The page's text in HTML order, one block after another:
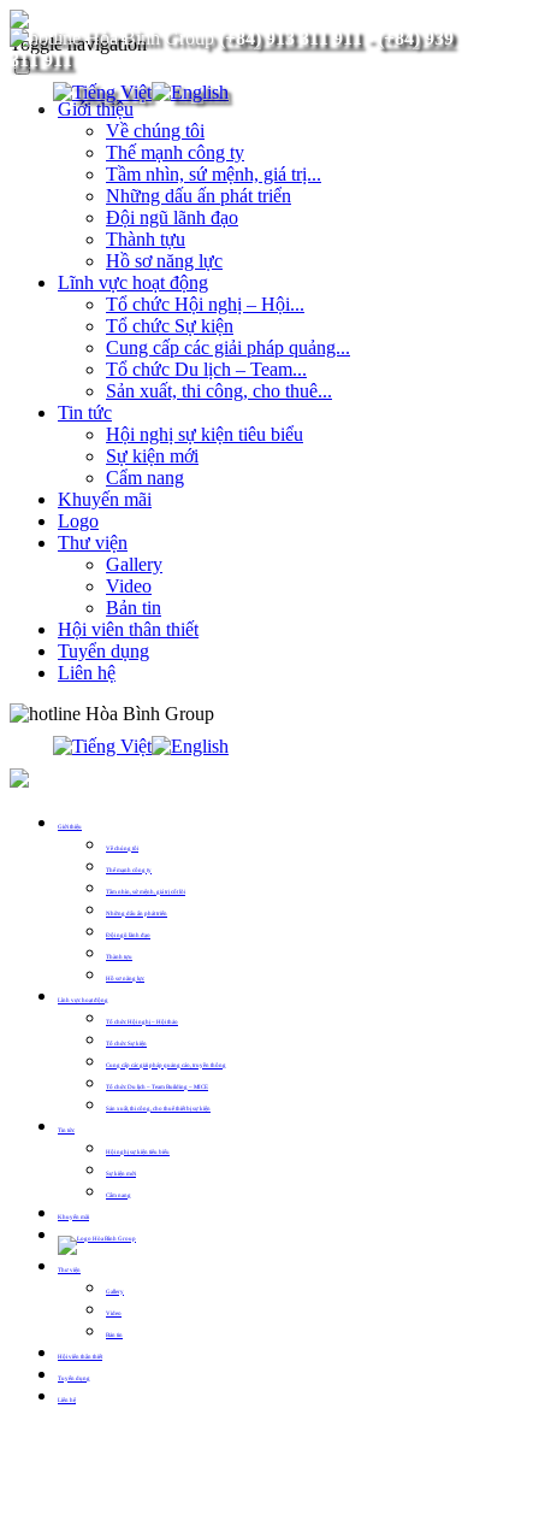
(+84) 913 311 911- (+84) 939
311 911
Toggle navigation
Giới thiệu
Về chúng tôi
Thế mạnh công ty
Tầm nhìn, sứ mệnh, giá trị...
Những dấu ấn phát triển
Đội ngũ lãnh đạo
Thành tựu
Hồ sơ năng lực
Lĩnh vực hoạt động
Tổ chức Hội nghị – Hội...
Tổ chức Sự kiện
Cung cấp các giải pháp quảng...
Tổ chức Du lịch – Team...
Sản xuất, thi công, cho thuê...
Tin tức
Hội nghị sự kiện tiêu biểu
Sự kiện mới
Cẩm nang
Khuyến mãi
Logo
Thư viện
Gallery
Video
Bản tin
Hội viên thân thiết
Tuyển dụng
Liên hệ
Giới thiệu
Về chúng tôi
Thế mạnh công ty
Tầm nhìn, sứ mệnh, giá trị cốt lõi
Những dấu ấn phát triển
Đội ngũ lãnh đạo
Thành tựu
Hồ sơ năng lực
Lĩnh vực hoạt động
Tổ chức Hội nghị – Hội thảo
Tổ chức Sự kiện
Cung cấp các giải pháp quảng cáo, truyền thông
Tổ chức Du lịch – Team Building – MICE
Sản xuất, thi công, cho thuê thiết bị sự kiện
Tin tức
Hội nghị sự kiện tiêu biểu
Sự kiện mới
Cẩm nang
Khuyến mãi
Thư viện
Gallery
Video
Bản tin
Hội viên thân thiết
Tuyển dụng
Liên hệ